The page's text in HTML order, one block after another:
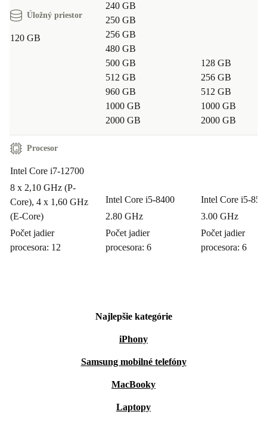
Úložný priestor
120 GB
240 GB
250 GB
256 GB
480 GB
500 GB
512 GB
960 GB
1000 GB
2000 GB
128 GB
256 GB
512 GB
1000 GB
2000 GB
Procesor
Intel Core i7-12700
8 x 2,10 GHz (P-
Core), 4 x 1,60 GHz
(E-Core)
Počet jadier
procesora: 12
Intel Core i5-8400
2.80 GHz
Počet jadier
procesora: 6
Intel Core i5-
3.00 GHz
Počet jadier
procesora: 6
Najlepšie kategórie
iPhony
Samsung mobilné telefóny
MacBooky
Laptopy